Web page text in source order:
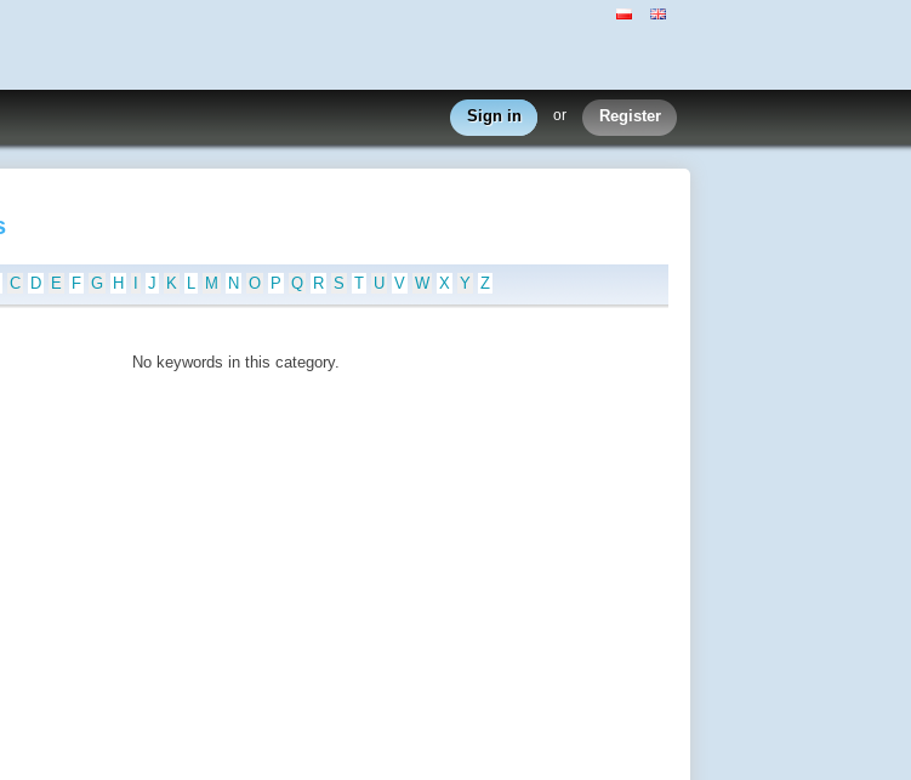
Sign in or Register
C D E F G H J K L M N O P Q R S T U V W X Y Z
No keywords in this category.